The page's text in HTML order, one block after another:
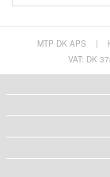
MTP DK APS |
VAT: DK